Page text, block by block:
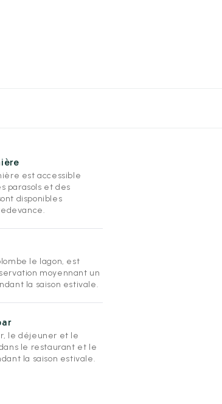
est accessible
parasols et des
disponibles
le lagon, est
moyennant un
la saison estivale.
le déjeuner et le
le restaurant et le
la saison estivale.